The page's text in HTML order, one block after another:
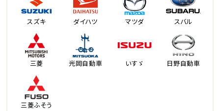
スズキ ダイハツ マツダ スバル
三菱 光岡自動車 いすゞ 日野自動車
三菱ふそう